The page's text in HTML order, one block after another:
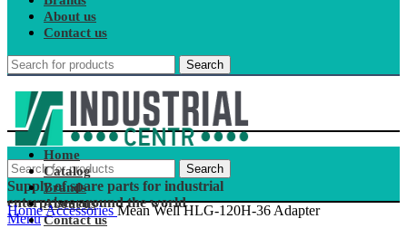
About us
Contact us
Search
Search
Supply of spare parts for industrial
enterprises around the world
Menu
Home
Catalog
Brands
About us
Contact us
HomeAccessoriesMean Well HLG-120H-36 Adapter